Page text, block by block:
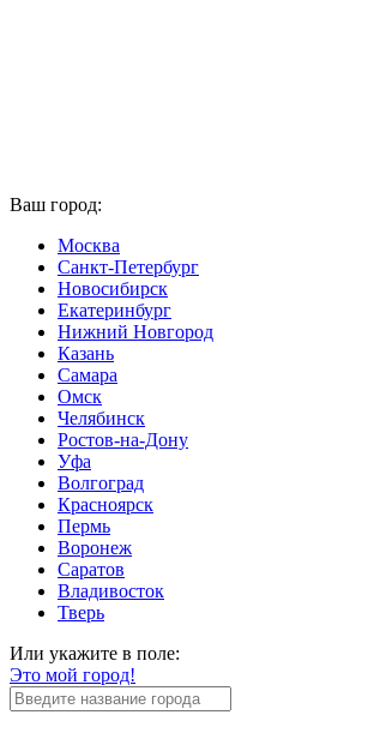
Ваш город:
Москва
Санкт-Петербург
Новосибирск
Екатеринбург
Нижний Новгород
Казань
Самара
Омск
Челябинск
Ростов-на-Дону
Уфа
Волгоград
Красноярск
Пермь
Воронеж
Саратов
Владивосток
Тверь
Или укажите в поле:
Это мой город!